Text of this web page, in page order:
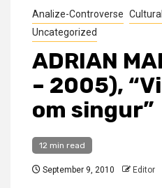
Analize-Controverse Cultural
Uncategorized
ADRIAN
– 2005),
om singur”
12 min read
September 9, 2010 Editor